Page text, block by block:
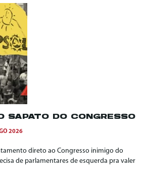
SAPATO DO CONGRESSO
2026
direto ao Congresso inimigo do
de parlamentares de esquerda pra valer